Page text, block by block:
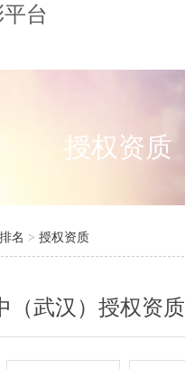
台
授权资质
名 > 授权资质
（武汉）授权资质